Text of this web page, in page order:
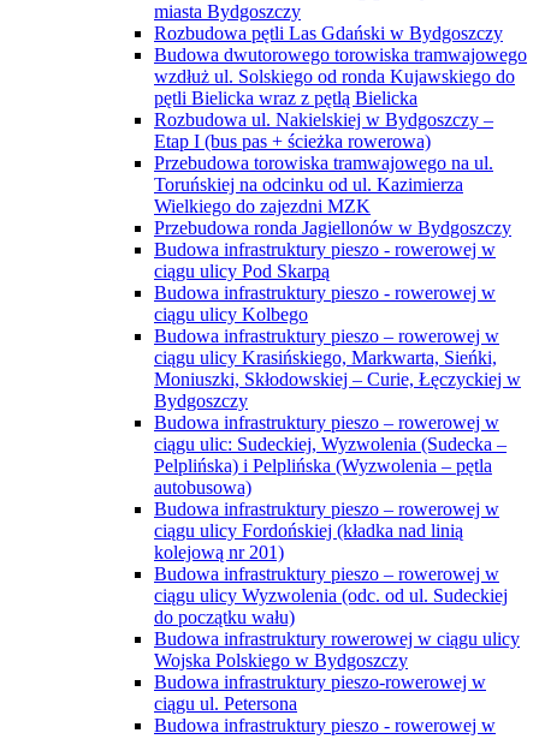
miasta Bydgoszczy
Rozbudowa pętli Las Gdański w Bydgoszczy
Budowa dwutorowego torowiska tramwajowego
wzdłuż ul. Solskiego od ronda Kujawskiego do
pętli Bielicka wraz z pętlą Bielicka
Rozbudowa ul. Nakielskiej w Bydgoszczy –
Etap I (bus pas + ścieżka rowerowa)
Przebudowa torowiska tramwajowego na ul.
Toruńskiej na odcinku od ul. Kazimierza
Wielkiego do zajezdni MZK
Przebudowa ronda Jagiellonów w Bydgoszczy
Budowa infrastruktury pieszo - rowerowej w
ciągu ulicy Pod Skarpą
Budowa infrastruktury pieszo - rowerowej w
ciągu ulicy Kolbego
Budowa infrastruktury pieszo – rowerowej w
ciągu ulicy Krasińskiego, Markwarta, Sieńki,
Moniuszki, Skłodowskiej – Curie, Łęczyckiej w
Bydgoszczy
Budowa infrastruktury pieszo – rowerowej w
ciągu ulic: Sudeckiej, Wyzwolenia (Sudecka –
Pelplińska) i Pelplińska (Wyzwolenia – pętla
autobusowa)
Budowa infrastruktury pieszo – rowerowej w
ciągu ulicy Fordońskiej (kładka nad linią
kolejową nr 201)
Budowa infrastruktury pieszo – rowerowej w
ciągu ulicy Wyzwolenia (odc. od ul. Sudeckiej
do początku wału)
Budowa infrastruktury rowerowej w ciągu ulicy
Wojska Polskiego w Bydgoszczy
Budowa infrastruktury pieszo-rowerowej w
ciągu ul. Petersona
Budowa infrastruktury pieszo - rowerowej w